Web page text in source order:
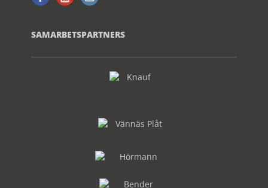
SAMARBETSPARTNERS